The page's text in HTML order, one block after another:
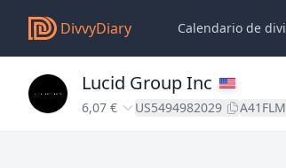
DivvyDiary Calendario de
Lucid Group Inc
6,07 € US5494982029 A41FLM